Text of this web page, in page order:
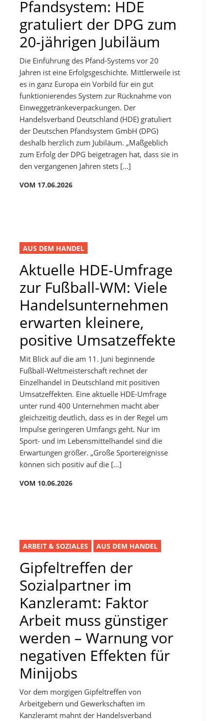
Pfandsystem: HDE
gratuliert der DPG zum
20-jährigen Jubiläum
Die Einführung des Pfand-Systems vor 20
Jahren ist eine Erfolgsgeschichte. Mittlerweile ist
es in ganz Europa ein Vorbild für ein gut
funktionierendes System zur Rücknahme von
Einweggetränkeverpackungen. Der
Handelsverband Deutschland (HDE) gratuliert
der Deutschen Pfandsystem GmbH (DPG)
deshalb herzlich zum Jubiläum. „Maßgeblich
zum Erfolg der DPG beigetragen hat, dass sie in
den vergangenen Jahren stets […]
VOM 17.06.2026
AUS DEM HANDEL
Aktuelle HDE-Umfrage
zur Fußball-WM: Viele
Handelsunternehmen
erwarten kleinere,
positive Umsatzeffekte
Mit Blick auf die am 11. Juni beginnende
Fußball-Weltmeisterschaft rechnet der
Einzelhandel in Deutschland mit positiven
Umsatzeffekten. Eine aktuelle HDE-Umfrage
unter rund 400 Unternehmen macht aber
gleichzeitig deutlich, dass es in der Regel um
Impulse geringeren Umfangs geht. Nur im
Sport- und im Lebensmittelhandel sind die
Erwartungen größer. „Große Sportereignisse
können sich positiv auf die […]
VOM 10.06.2026
ARBEIT & SOZIALES AUS DEM HANDEL
Gipfeltreffen der
Sozialpartner im
Kanzleramt: Faktor
Arbeit muss günstiger
werden – Warnung vor
negativen Effekten für
Minijobs
Vor dem morgigen Gipfeltreffen von
Arbeitgebern und Gewerkschaften im
Kanzleramt mahnt der Handelsverband